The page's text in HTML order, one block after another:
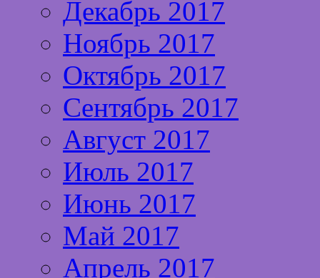
Декабрь 2017
Ноябрь 2017
Октябрь 2017
Сентябрь 2017
Август 2017
Июль 2017
Июнь 2017
Май 2017
Апрель 2017